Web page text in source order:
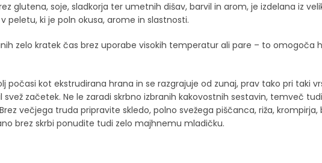
glutena, soje, sladkorja ter umetnih dišav, barvil in arom, je izdelana iz
peletu, ki je poln okusa, arome in slastnosti.
zelo kratek čas brez uporabe visokih temperatur ali pare – to omogoča
počasi kot ekstrudirana hrana in se razgrajuje od zunaj, prav tako pri taki
začetek. Ne le zaradi skrbno izbranih kakovostnih sestavin, temveč
večjega truda pripravite skledo, polno svežega piščanca, riža, krompirja,
brez skrbi ponudite tudi zelo majhnemu mladičku.